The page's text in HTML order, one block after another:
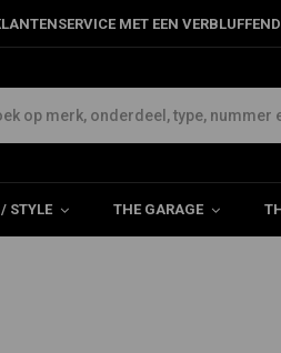
MET EEN
STYLE THE GARAGE
Sturen Superbike Stuur Chrome
820MM breed